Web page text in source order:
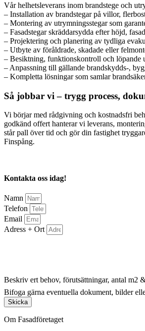
Vår helhetsleverans inom brandstege och
– Installation av brandstegar på villor,
– Montering av utrymningsstegar som
– Fasadstegar skräddarsydda efter höjd,
– Projektering och planering av tydliga
– Utbyte av föråldrade, skadade eller
– Besiktning, funktionskontroll och löpande
– Anpassning till gällande brandskydds-,
– Kompletta lösningar som samlar
Så jobbar vi – trygg process,
Vi börjar med rådgivning och kostnadsfri
godkänd offert hanterar vi leverans,
står pall över tid och gör din fastighet
Finspång.
Kontakta oss idag!
Namn
Telefon
Email
Adress + Ort
Beskriv ert behov, förutsättningar, antal m2
Bifoga gärna eventuella dokument, bilder
Skicka
Om Fasadföretaget